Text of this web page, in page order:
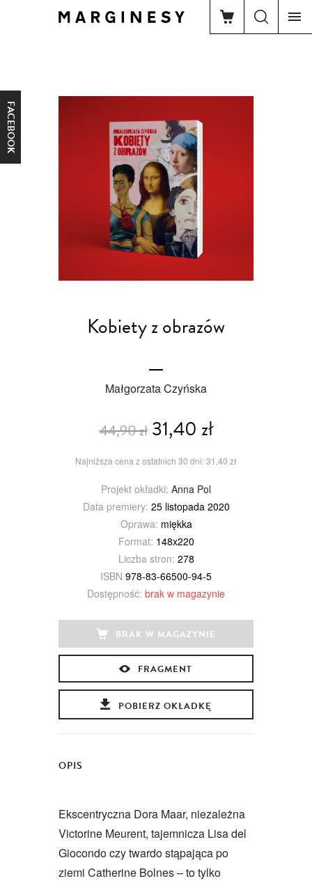
FACEBOOK
Kobiety z obrazów
Małgorzata Czyńska
44,90 zł31,40 zł
Najniższa cena z ostatnich 30 dni: 31,40 zł
Projekt okładki: Anna Pol
Data premiery: 25 listopada 2020
Oprawa: miękka
Format: 148x220
Liczba stron: 278
ISBN 978-83-66500-94-5
Dostępność: brak w magazynie
BRAK W MAGAZYNIE
FRAGMENT
POBIERZ OKŁADKĘ
OPIS
Ekscentryczna Dora Maar, niezależna
Victorine Meurent, tajemnicza Lisa del
Giocondo czy twardo stąpająca po
ziemi Catherine Bolnes – to tylko